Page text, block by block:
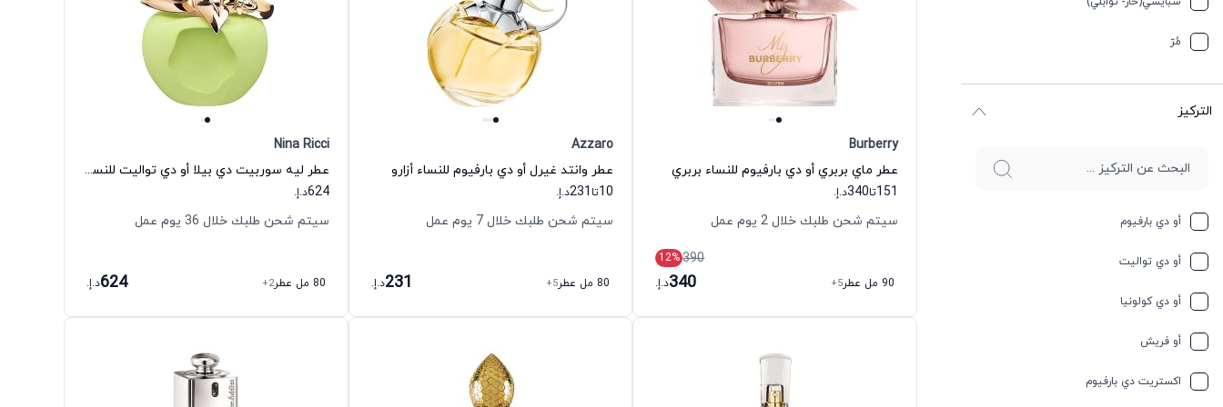
جوز الهند
حامِض
مُرّ
التركيز
أو دي بارفيوم
أو دي تواليت
أو دي كولونيا
أو فريش
اكستريت دي بارفيوم
Burberry
عطر ماي بربري أو دي بارفيوم للنساء بربري
151تا340د.إ.
سيتم شحن طلبك خلال 2 يوم عمل
390
12%
90 مل عطر
+5
340د.إ.
Azzaro
عطر وانتد غيرل أو دي بارفيوم للنساء أزارو
10تا 231د.إ.
سيتم شحن طلبك خلال 7 يوم عمل
80 مل عطر +5
231د.إ.
Nina Ricci
عطر ليه سوربيت دي بيلا أو دي تواليت للنساء نينا ريتشي
624د.إ.
سيتم شحن طلبك خلال 36 يوم عمل
80 مل عطر +2
624د.إ.